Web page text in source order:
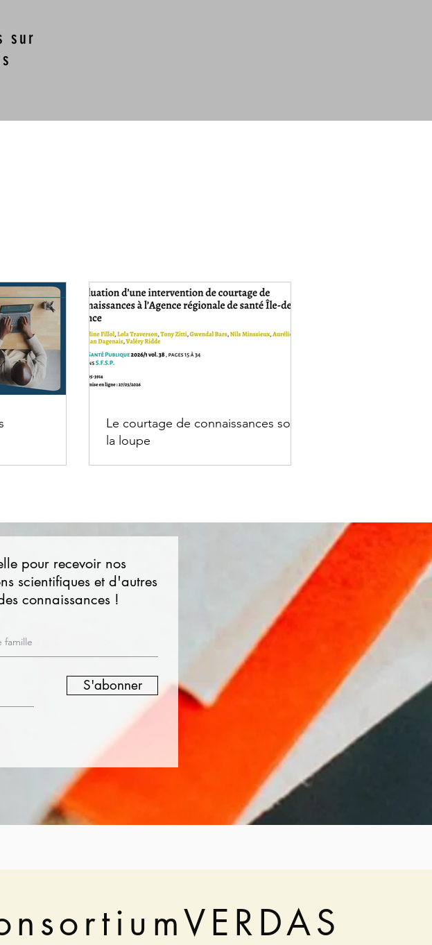
sur
Le courtage de connaissances sous
la loupe
pour recevoir nos
scientifiques et d'autres
connaissances !
S'abonner
VERDAS